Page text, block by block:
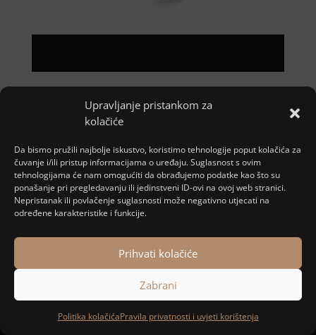
Upravljanje pristankom za
kolačiće
Da bismo pružili najbolje iskustvo, koristimo tehnologije poput kolačića za
čuvanje i/ili pristup informacijama o uređaju. Suglasnost s ovim
tehnologijama će nam omogućiti da obrađujemo podatke kao što su
ponašanje pri pregledavanju ili jedinstveni ID-ovi na ovoj web stranici.
Nepristanak ili povlačenje suglasnosti može negativno utjecati na
određene karakteristike i funkcije.
Prihvati kolačiće
Zabrani
Politika kolačićaPravila privatnosti i uvjeti korištenja
Nove objave
Najnoviji komentari
Nema komentara za prikaz.
Designed and developed by